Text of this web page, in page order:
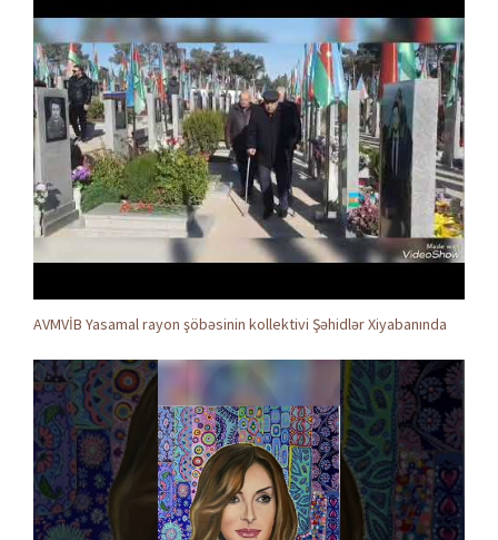
AVMVİB Yasamal rayon şöbəsinin kollektivi Şəhidlər Xiyabanında